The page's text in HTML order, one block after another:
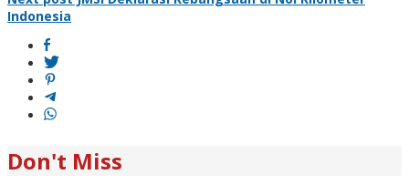
Indonesia
Don't Miss